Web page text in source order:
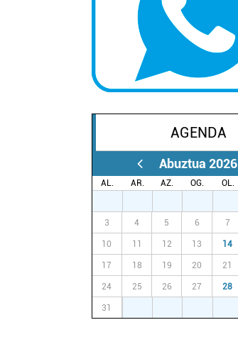
AGENDA
Abuztua 2026
AL. AR. AZ. OG. OL.
3 4 5 6 7
10 11 12 13 14
17 18 19 20 21
24 25 26 27 28
31